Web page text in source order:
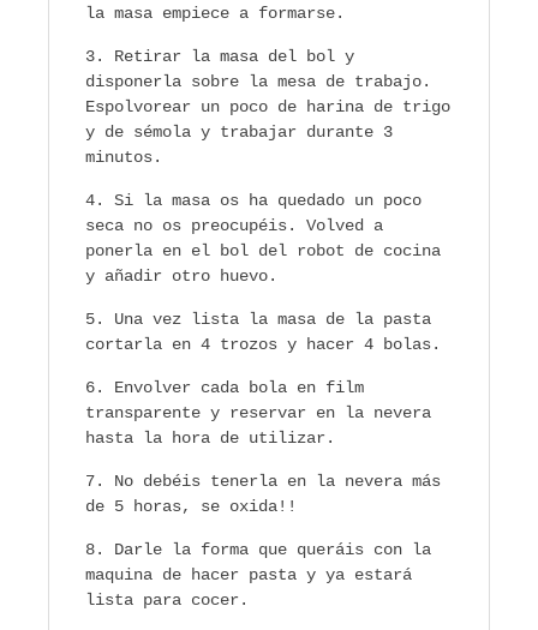
la masa empiece a formarse.
Retirar la masa del bol y
disponerla sobre la mesa de trabajo.
Espolvorear un poco de harina de trigo
y de sémola y trabajar durante 3
minutos.
Si la masa os ha quedado un poco
seca no os preocupéis. Volved a
ponerla en el bol del robot de cocina
y añadir otro huevo.
Una vez lista la masa de la pasta
cortarla en 4 trozos y hacer 4 bolas.
Envolver cada bola en film
transparente y reservar en la nevera
hasta la hora de utilizar.
No debéis tenerla en la nevera más
de 5 horas, se oxida!!
Darle la forma que queráis con la
maquina de hacer pasta y ya estará
lista para cocer.